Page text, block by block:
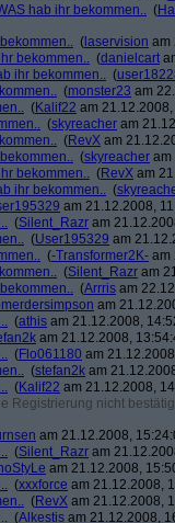
hab ihr bekommen.. (
( laservision am
bekommen.. (danielcart
ihr bekommen.. (
(monster23 am
(Kalif22 am
(skyreacher am
(RevX am
(skyreacher am
bekommen.. (RevX am
ihr bekommen.. (
am 21.12.2008,
(Silent_Razr am
(User195329 am
(-Transformer2K- am
(Silent_Razr am
(Arrris am
am
(athis am 21.12.2008,
am 21.12.2008,
(Flo061180 am
(stefan2k am
(Kalif22 am 21.12.2008,
Registrierung nicht
am 21.12.2008,
(Silent_Razr am
am 21.12.2008,
(xxxforce am 21.12.2008,
(RevX am 21.12.2008,
(Alkestis am 21.12.2008,